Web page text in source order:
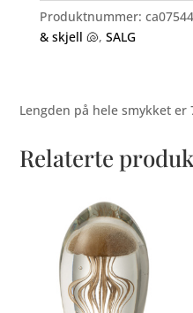
Produktnummer:
& skjell 🐚, SALG
Lengden på hele smykket er
Relaterte